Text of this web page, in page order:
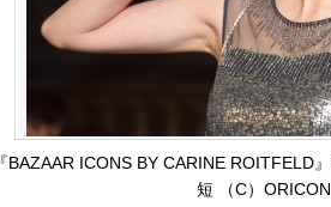
『BAZAAR ICONS BY CARINE ROITFELD
短 （C）